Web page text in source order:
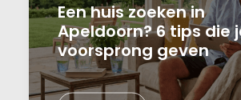
Een huis zoeken in
Apeldoorn? 6 tips die
voorsprong geven